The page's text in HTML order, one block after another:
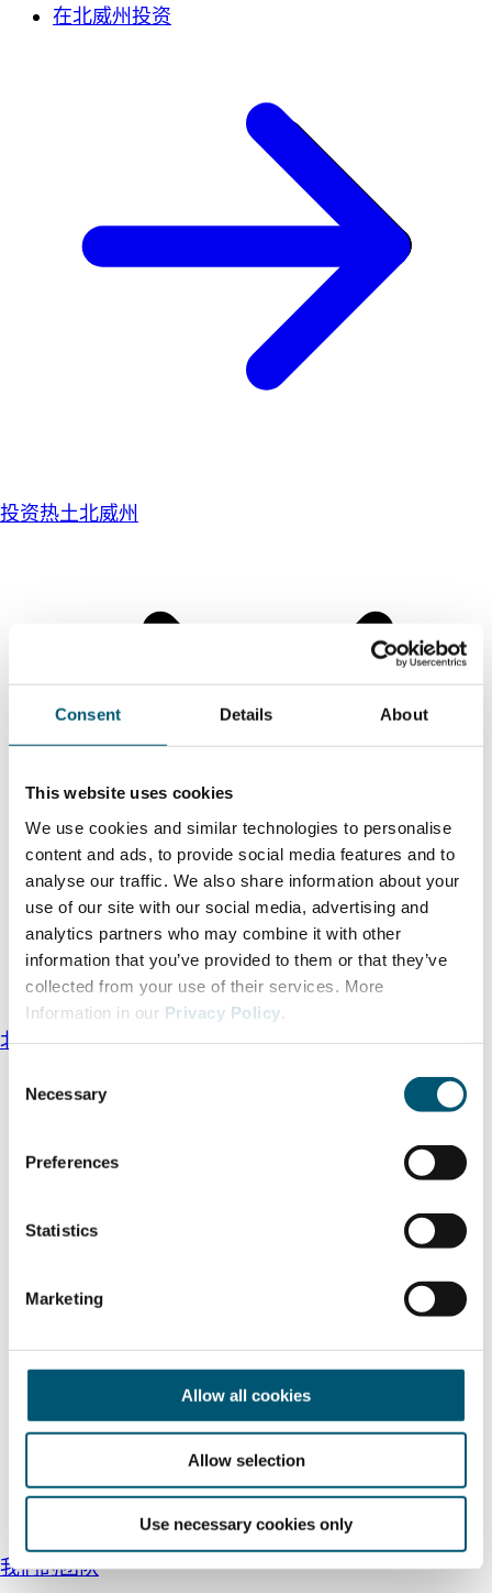
Consent Details About
This website uses cookies
We use cookies and similar technologies to personalise
content and ads, to provide social media features and to
analyse our traffic. We also share information about your
use of our site with our social media, advertising and
analytics partners who may combine it with other
information that you’ve provided to them or that they’ve
collected from your use of their services. More
Information in our Privacy Policy
Necessary
Preferences
Statistics
Marketing
Allow all cookies
Allow selection
Use necessary cookies only
在北威州投资
投资者服务
初创企业在欧洲的顶级区位
北威州的外资企业
Business Guide to North Rhine-Westphalia
投资热土北威州
北威州的外资企业
我们的团队